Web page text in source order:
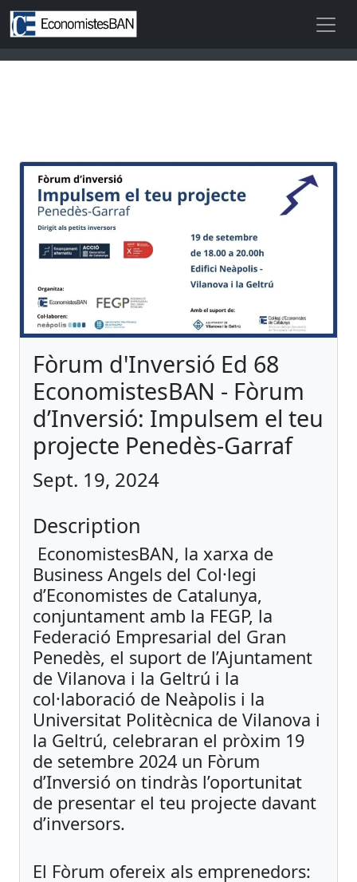
Fòrum d'Inversió Ed 68
EconomistesBAN - Fòrum
d’Inversió: Impulsem el teu
projecte Penedès-Garraf
Sept. 19, 2024
Description
EconomistesBAN, la xarxa de
Business Angels del Col·legi
d’Economistes de Catalunya,
conjuntament amb la FEGP, la
Federació Empresarial del Gran
Penedès, el suport de l’Ajuntament
de Vilanova i la Geltrú i la
col·laboració de Neàpolis i la
Universitat Politècnica de Vilanova i
la Geltrú, celebraran el pròxim 19
de setembre 2024 un Fòrum
d’Inversió on tindràs l’oportunitat
de presentar el teu projecte davant
d’inversors.
El Fòrum ofereix als emprenedors: